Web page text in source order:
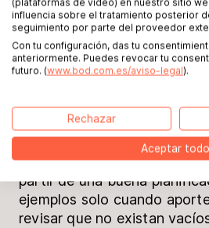
Alescribir un libro
definir un hilo conductor y
largo de todo el contenido.
lector, ya que esa es la
útil y fácil de seguir.
Paraescribir un libro paso
partir de una buena
ejemplos solo cuando
revisar que no existan
(plataformas de vídeo) en nuestro sitio
influencia sobre el tratamiento posterior
seguimiento por parte del proveedor
Con tu configuración, das tu
anteriormente. Puedes revocar tu
futuro. (www.bod.com.es/aviso-legal).
Rechazar
Aceptar todo